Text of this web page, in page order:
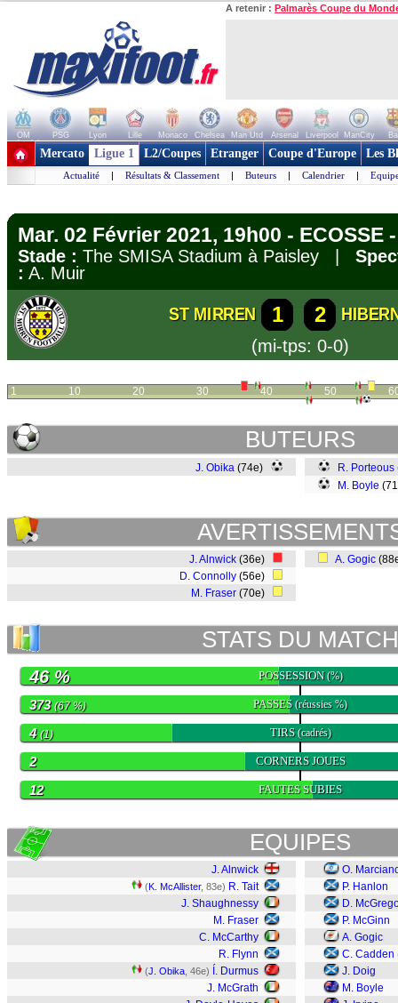
A retenir : Palmarès Coupe du
OM PSG Lyon Lille Monaco Chelsea Man Utd Arsenal Liverpool ManCity
+ de clubs
Mercato Ligue 1 L2/Coupes Etranger Coupe d'Europe Les
Actualité | Résultats & Classement | Buteurs | Calendrier |
Mar. 02 Février 2021, 19h00 - ECOSSE
Stade : The SMISA Stadium à Paisley |
: A. Muir
ST MIRREN 1 2
(mi-tps: 0-0)
1 10 20 30 40 50
BUTEURS
J. Obika (74e) R. Porteous
M. Boyle
J. Alnwick (36e)
D. Connolly (56e)
M. Fraser (70e)
A. Gogic
STATS DU MATCH
POSSESSION(%)
46 %
PASSES(réussies %)
373(67 %)
TIRS(cadrés)
4 (1)
CORNERS JOUES
2
FAUTES SUBIES
12
EQUIPES
J. Alnwick
(K. McAllister, 83e) R. Tait
J. Shaughnessy
M. Fraser
C. McCarthy
R. Flynn
(J. Obika , 46e)
Í. Durmus
J. McGrath
O.
P. Hanlon
D.
P. McGinn
A. Gogic
C. Cadden
J. Doig
M. Boyle